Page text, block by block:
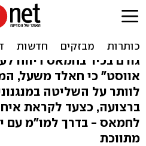
דיווח: משעל
עזה לאבו-מאזן
גורם בכיר בחמאס דיווח
אווסט" כי חאלד משעל,
לוותר על השליטה
ברצועה, כצעד לקראת
לחמאס - בדרך למו"מ עם
מתווכת